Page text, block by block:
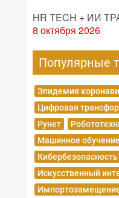
HR TECH + ИИ
8 октября 2026
Популярные
Эпидемия
Цифровая
Рунет
Машинное обучение
Кибербезопасность
Искусственный